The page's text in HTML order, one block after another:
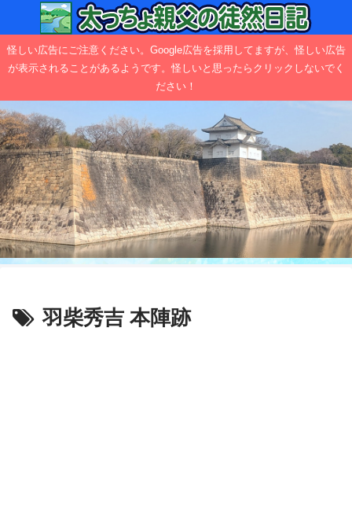
怪しい広告にご注意ください。Google広告を採用してますが、怪しい広告
が表示されることがあるようです。怪しいと思ったらクリックしないでく
ださい！
羽柴秀吉 本陣跡